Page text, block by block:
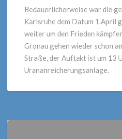
Friedensfähigkeit
Kriegstüchtigkeit
Energiewende
statt
Atomwaffen
und
Bedauerlicherweise war die
Karlsruhe dem Datum 1.April
weiter um den Frieden
Gronau gehen wieder schon
Straße, der Auftakt ist um 13
Urananreicherungsanlage.